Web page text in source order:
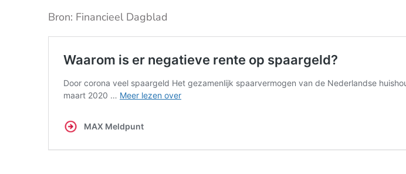
Bron: Financieel Dagblad